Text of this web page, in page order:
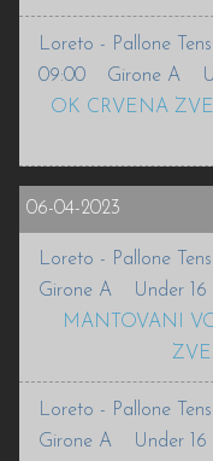
Loreto - Pallone
09:00
Girone A
OK CRVENA
06-04-2023
Loreto - Pallone
Girone A
Under 16
MANTOVANI
Loreto - Pallone
Girone A
Under 16